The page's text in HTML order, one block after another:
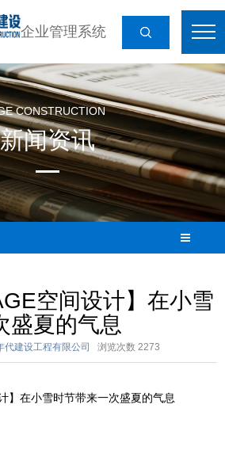
企业管理系统
CONSTRUCTION
新闻资讯
空间设计】在小雪
盛夏的气息
代建设工程有限公司 浏览次数 2273
】在小雪时节带来一次盛夏的气息